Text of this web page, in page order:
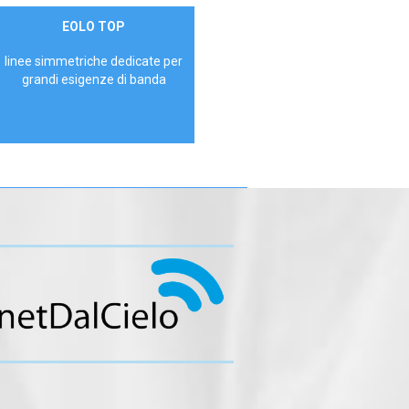
ContattaciEOLO TOP
linee simmetriche dedicate per
grandi esigenze di banda